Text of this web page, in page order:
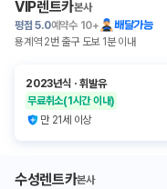
VIP렌트카본사
평점 5.0예약수 10+
배달가능
용계역 2번 출구 도보 1분 이내
2023년식 ㆍ휘발유
무료취소(1시간 이내)
만 21세 이상
수성렌트카본사